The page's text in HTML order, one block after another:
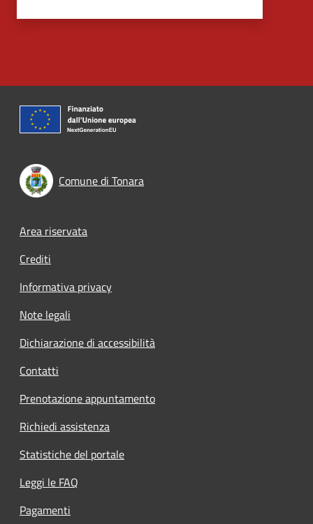
Comune di Tonara
Footer menu
Area riservata
Crediti
Informativa privacy
Note legali
Dichiarazione di accessibilità
Contatti
Prenotazione appuntamento
Richiedi assistenza
Statistiche del portale
Leggi le FAQ
Pagamenti